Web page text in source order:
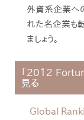
外資系企業へ
れた名企業も
ましょう。
「2012
見る
Global